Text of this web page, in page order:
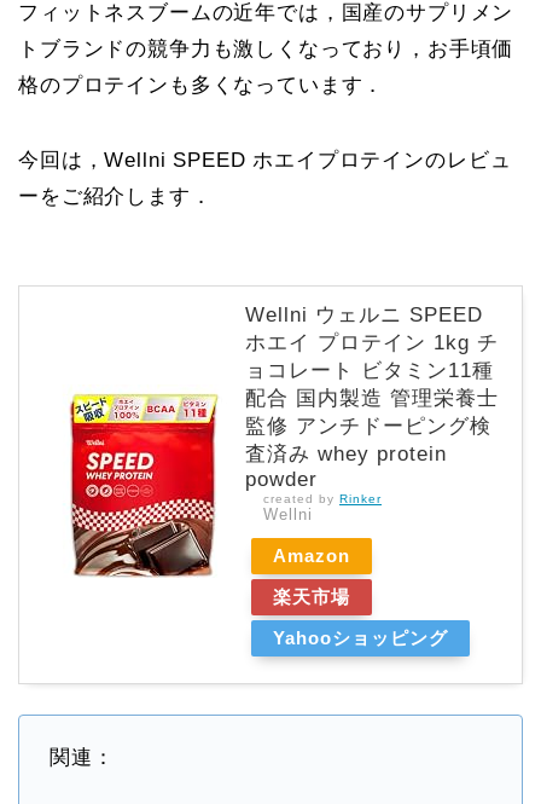
フィットネスブームの近年では，国産のサプリメン
トブランドの競争力も激しくなっており，お手頃価
格のプロテインも多くなっています．
今回は，Wellni SPEED ホエイプロテインのレビュ
ーをご紹介します．
Wellni ウェルニ SPEED
ホエイ プロテイン 1kg チ
ョコレート ビタミン11種
配合 国内製造 管理栄養士
監修 アンチドーピング検
査済み whey protein
powder
created by Rinker
Wellni
Amazon
楽天市場
Yahooショッピング
関連：